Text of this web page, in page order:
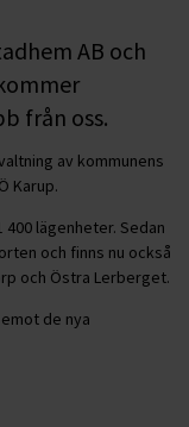
AB och
från oss.
av kommunens
Karup.
lägenheter. Sedan
och finns nu också
och Östra Lerberget.
de nya